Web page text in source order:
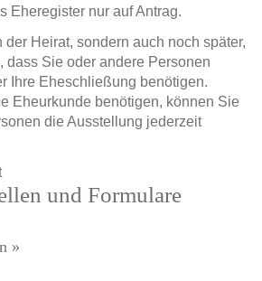
Eheregister nur auf Antrag.
der Heirat, sondern auch noch später,
dass Sie oder andere Personen
Ihre Eheschließung benötigen.
Eheurkunde benötigen, können Sie
die Ausstellung jederzeit
und Formulare
»